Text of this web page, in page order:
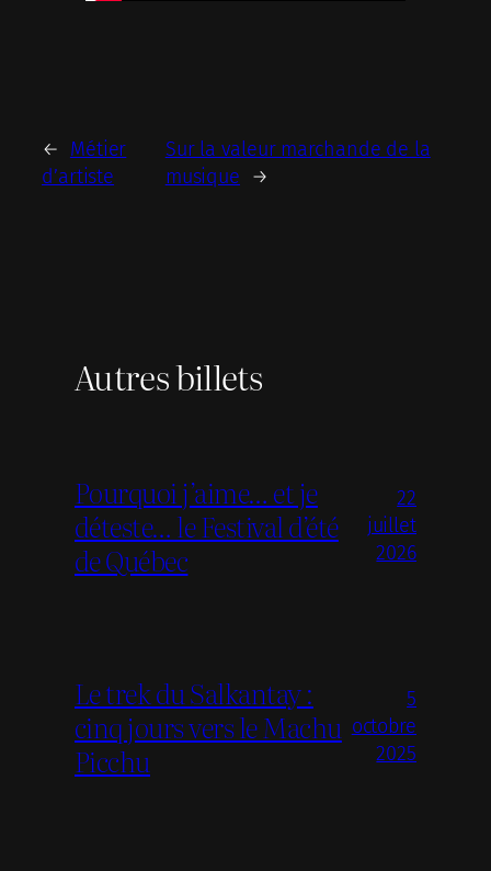
← Métier
d’artiste
Sur la valeur marchande de la
musique →
Autres billets
Pourquoi j’aime… et je
déteste… le Festival d’été
de Québec
22
juillet
2026
Le trek du Salkantay :
cinq jours vers le Machu
Picchu
5
octobre
2025